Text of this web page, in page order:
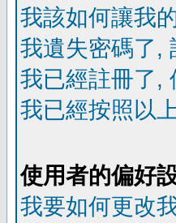
我該如何讓我
我遺失密碼了,
我已經註冊了,
我已經按照以
使用者的偏好
我要如何更改